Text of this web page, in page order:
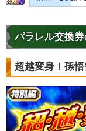
パラレル交換
超越変身！孫